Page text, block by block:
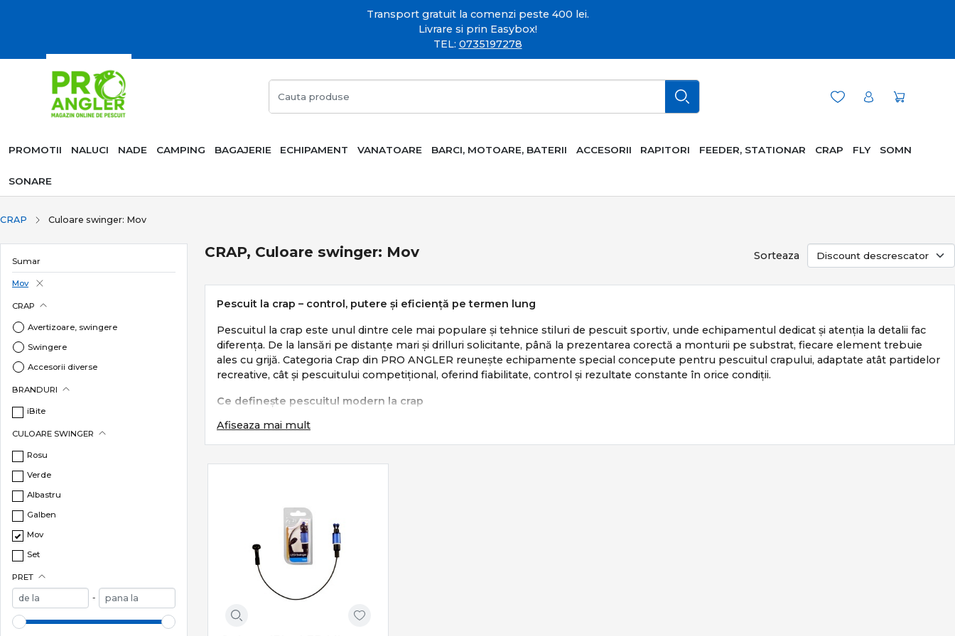
Transport gratuit la comenzi peste 400 lei.
Livrare si prin Easybox!
TEL: 0735197278
PROMOTII NALUCI NADE CAMPING BAGAJERIE ECHIPAMENT VANATOARE BARCI, MOTOARE, BATERII ACCESORII RAPITORI FEEDER, STATIONAR CRAP FLY SOMN
SONARE
CRAP Culoare swinger: Mov
Sumar
Mov
CRAP
Avertizoare, swingere
Swingere
Accesorii diverse
BRANDURI
iBite
CULOARE SWINGER
Rosu
Verde
Albastru
Galben
Mov
Set
PRET
-
CRAP, Culoare swinger: Mov Sorteaza
Pescuit la crap – control, putere și eficiență pe termen lung
Pescuitul la crap este unul dintre cele mai populare și tehnice stiluri de pescuit sportiv, unde echipamentul dedicat și atenția la detalii fac
diferența. De la lansări pe distanțe mari și drilluri solicitante, până la prezentarea corectă a monturii pe substrat, fiecare element trebuie
ales cu grijă. Categoria Crap din PRO ANGLER reunește echipamente special concepute pentru pescuitul crapului, adaptate atât partidelor
recreative, cât și pescuitului competițional, oferind fiabilitate, control și rezultate constante în orice condiții.
Ce definește pescuitul modern la crap
Pescuitul la crap se bazează pe:
lansări precise și repetabile
Este un stil care combină răbdarea cu tehnica și echipamentul potrivit.
Subcategorii esențiale pentru pescuitul la crap
Categoria include o gamă completă de produse dedicate:
Lansete crap
Mulinete crap
– frâne precise și tamburi long cast
Afiseaza mai mult